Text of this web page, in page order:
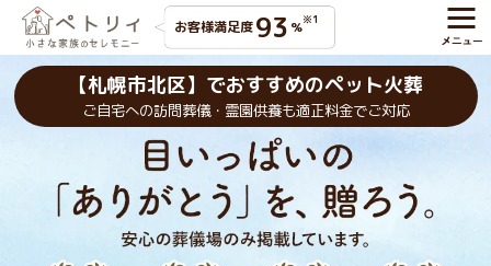
お客様満足度93 %※1
【札幌市北区】でおすすめのペット火葬
ご自宅への訪問葬儀・霊園供養も適正料金でご対応